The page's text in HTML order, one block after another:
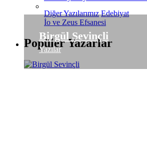
Diğer Yazılarımız Edebiyat
İo ve Zeus Efsanesi
Popüler Yazarlar
Birgül Sevinçli
Yazılar